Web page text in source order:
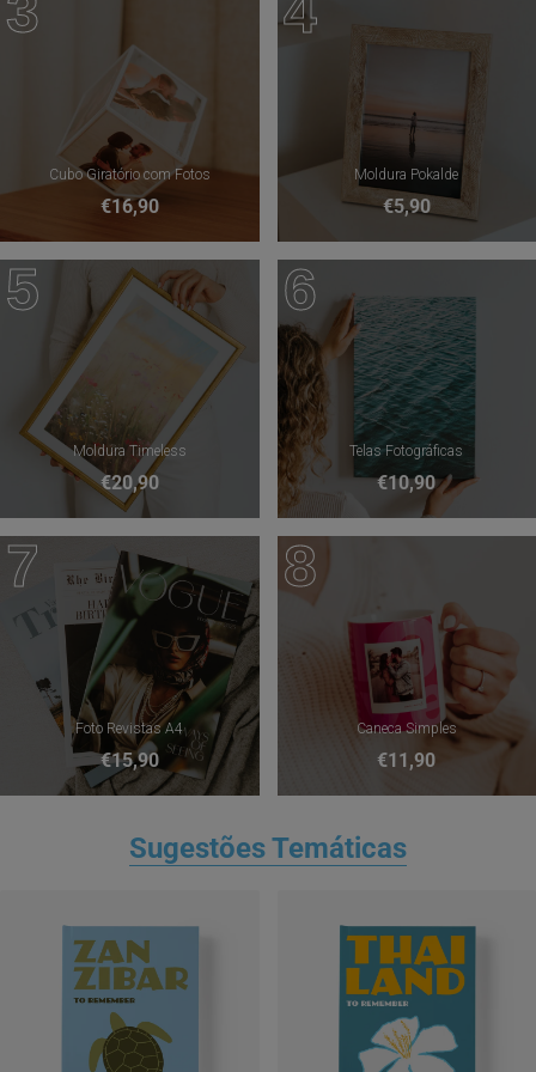
Cubo Giratório com Fotos
€16,90
Moldura Pokalde
€5,90
Moldura Timeless
€20,90
5
Telas Fotográficas
€10,90
6
Foto Revistas A4
€15,90
7
Caneca Simples
€11,90
8
Sugestões Temáticas